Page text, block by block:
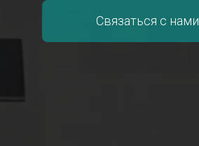
Связаться с нами